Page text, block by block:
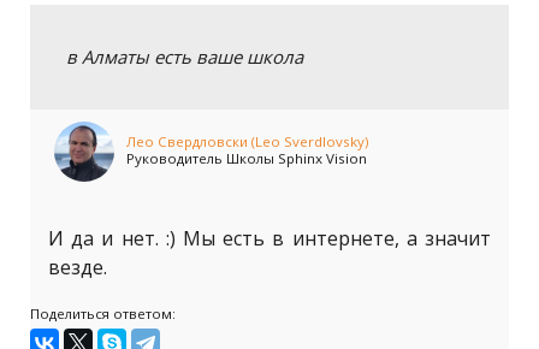
в Алматы есть ваше школа
Лео Свердловски (Leo Sverdlovsky)
Руководитель Школы Sphinx Vision
И да и нет. :) Мы есть в интернете, а значит
везде.
Поделиться ответом: